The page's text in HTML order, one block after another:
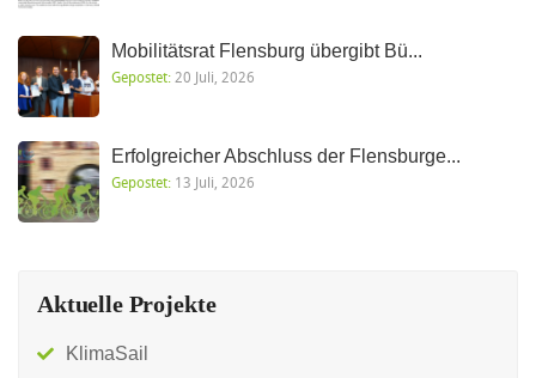
Mobilitätsrat Flensburg übergibt Bü...
Gepostet:20 Juli, 2026
Erfolgreicher Abschluss der Flensburge...
Gepostet: 13 Juli, 2026
Aktuelle Projekte
KlimaSail